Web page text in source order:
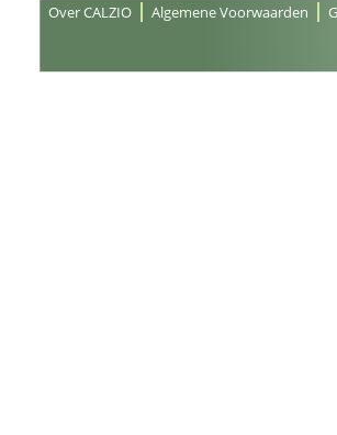
Over CALZIO Algemene Voorwaarden